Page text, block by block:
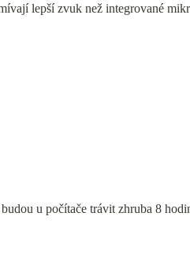
lepší zvuk než integrované
u počítače trávit zhruba 8